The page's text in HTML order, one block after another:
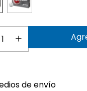
de envío